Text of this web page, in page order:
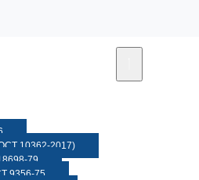
10362-2017)
79
9356-75